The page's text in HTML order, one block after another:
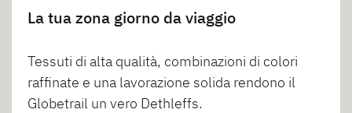
La tua zona giorno da viaggio
Tessuti di alta qualità, combinazioni di colori
raffinate e una lavorazione solida rendono il
Globetrail un vero Dethleffs.